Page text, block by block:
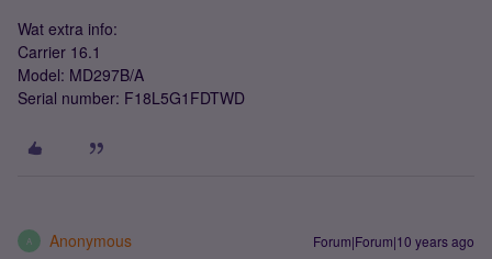
Wat extra info:
Carrier 16.1
Model: MD297B/A
Serial number: F18L5G1FDTWD
A Anonymous Forum|Forum|10 years ago